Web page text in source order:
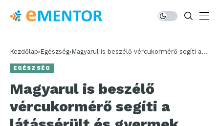
Kezdőlap Egészség Magyarul is beszélő vércukormérő segíti a
EGÉSZSÉG
Magyarul is beszélő
vércukormérő segíti a